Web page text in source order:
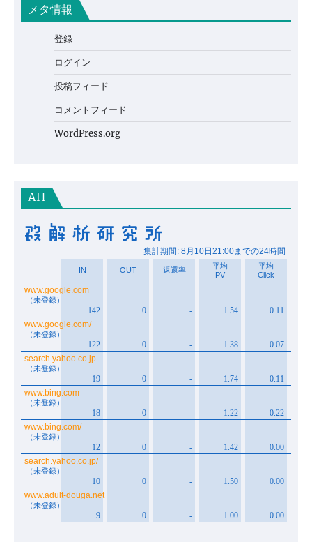
メタ情報
登録
ログイン
投稿フィード
コメントフィード
WordPress.org
AH